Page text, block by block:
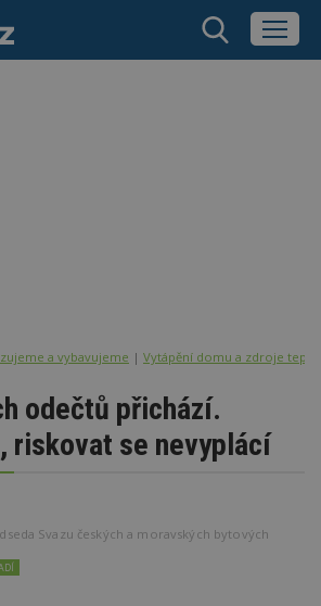
a vybavujeme Vytápění domu a zdroje tepla
odečtů přichází.
riskovat se nevyplácí
Svazu českých a moravských bytových